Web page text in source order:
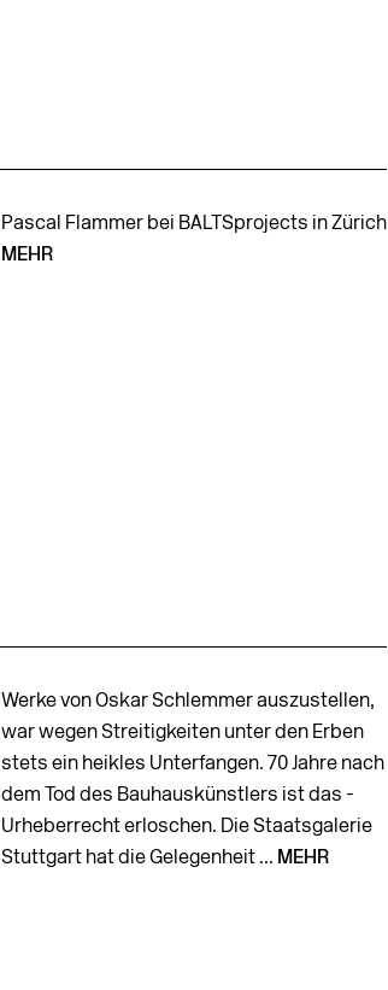
Pascal Flammer bei BALTSprojects in Zürich
MEHR
Werke von Oskar Schlemmer auszustellen,
war wegen Streitigkeiten unter den Erben
stets ein heikles Unterfangen. 70 Jahre nach
dem Tod des Bauhauskünstlers ist das ­
Urheberrecht erloschen. Die Staatsgalerie
Stuttgart hat die Gelegenheit ... MEHR